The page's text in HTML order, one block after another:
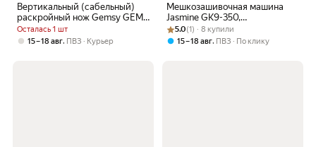
Вертикальный (сабельный)
раскройный нож Gemsy GEM
8 (8')
Осталась 1 шт
15 – 18 авг, ПВЗ Курьер
Мешкозашивочная машина
Jasmine GK9-350,
однониточный цепной стежок
Рейтинг товара: 5.0 из 5
Оценок: (1) · 8 купили
5.0(1) · 8 купили
15 – 18 авг, ПВЗ По клику